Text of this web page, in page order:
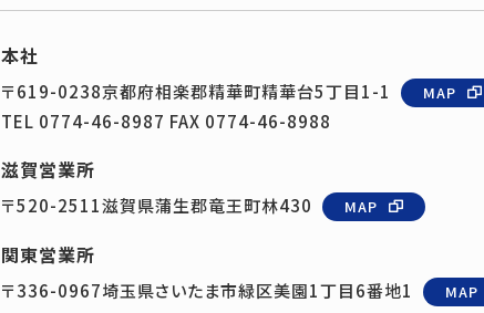
本社
〒619-0238京都府相楽郡精華町精華台5丁目1-1 MAP
TEL 0774-46-8987 FAX 0774-46-8988
滋賀営業所
〒520-2511滋賀県蒲生郡竜王町林430 MAP
関東営業所
〒336-0967埼玉県さいたま市緑区美園1丁目6番地1 MAP